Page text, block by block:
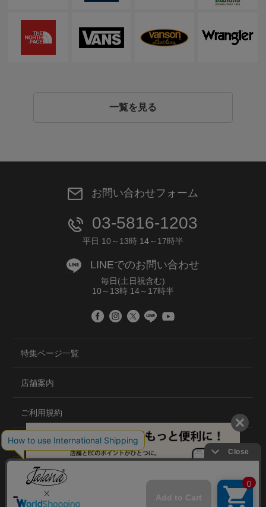
一覧を見る
お問い合わせフォーム
03-5816-1203
平日 10～13時 14～17時半
LINEでのお問い合わせ
毎日(土日祝含む)
10～13時 14～17時半
特集ページ一覧
店舗案内
ご利用規約
プライバシーポリシー
特定商取引法について
会社概要